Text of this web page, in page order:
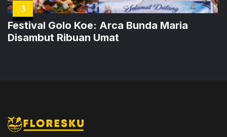
3
Festival Golo Koe: Arca Bunda Maria
Disambut Ribuan Umat